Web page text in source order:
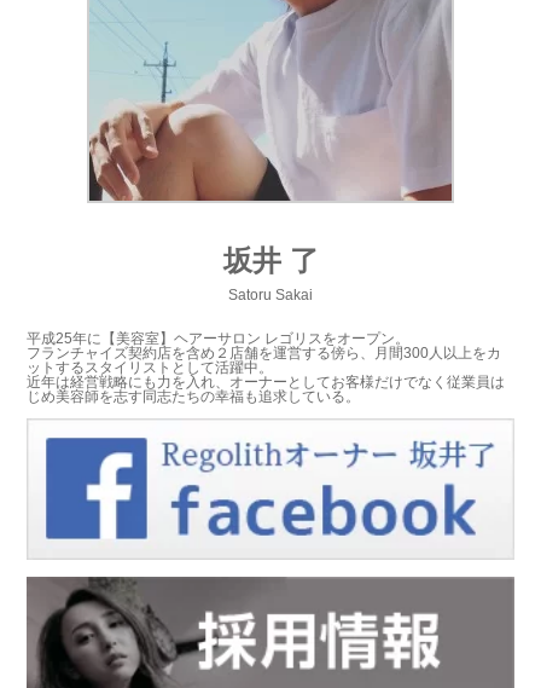
坂井 了
Satoru Sakai
平成25年に【美容室】ヘアーサロン レゴリスをオープン。
フランチャイズ契約店を含め２店舗を運営する傍ら、月間300人以上をカ
ットするスタイリストとして活躍中。
近年は経営戦略にも力を入れ、オーナーとしてお客様だけでなく従業員は
じめ美容師を志す同志たちの幸福も追求している。